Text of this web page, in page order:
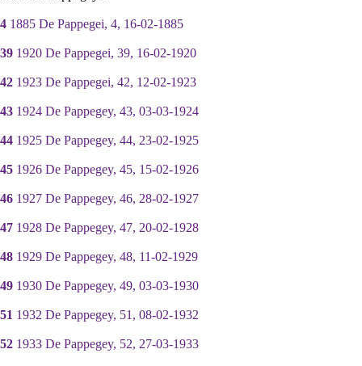
4 1885 De Pappegei, 4, 16-02-1885
39 1920 De Pappegei, 39, 16-02-1920
42 1923 De Pappegei, 42, 12-02-1923
43 1924 De Pappegey, 43, 03-03-1924
44 1925 De Pappegey, 44, 23-02-1925
45 1926 De Pappegey, 45, 15-02-1926
46 1927 De Pappegey, 46, 28-02-1927
47 1928 De Pappegey, 47, 20-02-1928
48 1929 De Pappegey, 48, 11-02-1929
49 1930 De Pappegey, 49, 03-03-1930
51 1932 De Pappegey, 51, 08-02-1932
52 1933 De Pappegey, 52, 27-03-1933